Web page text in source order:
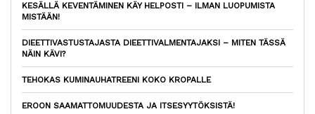
KESÄLLÄ KEVENTÄMINEN KÄY HELPOSTI – ILMAN LUOPUMISTA
MISTÄÄN!
DIEETTIVASTUSTAJASTA DIEETTIVALMENTAJAKSI – MITEN TÄSSÄ
NÄIN KÄVI?
TEHOKAS KUMINAUHATREENI KOKO KROPALLE
EROON SAAMATTOMUUDESTA JA ITSESYYTÖKSISTÄ!